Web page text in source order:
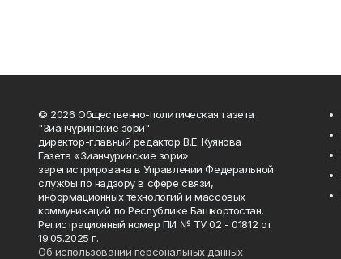
© 2026 Общественно-политическая газета
"Зианчуринские зори"
директор-главный редактор В.Е. Куянова
Газета «Зианчуринские зори»
зарегистрирована в Управлении Федеральной
службы по надзору в сфере связи,
информационных технологий и массовых
коммуникаций по Республике Башкортостан.
Регистрационный номер ПИ № ТУ 02 - 01812 от
19.05.2025 г.
Об использовании персональных данных